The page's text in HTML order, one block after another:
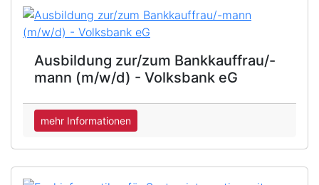
Ausbildung zur/zum Bankkauffrau/-
mann (m/w/d) - Volksbank eG
mehr Informationen